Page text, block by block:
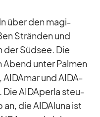
über den ma­gi­
Strän­den und
der Süd­see. Die
un­ter Pal­men
AI­DA­mar und AID­A­
Die AID­A­perla steu­
die AI­DAluna ist